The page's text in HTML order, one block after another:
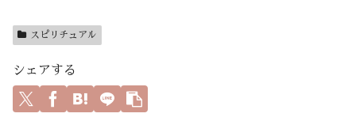
スピリチュアル
シェアする